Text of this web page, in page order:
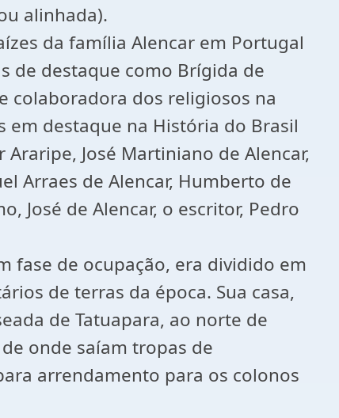
alinhada).
da família Alencar em Portugal
de destaque como Brígida de
colaboradora dos religiosos na
em destaque na História do Brasil
José Martiniano de Alencar,
Arraes de Alencar, Humberto de
José de Alencar, o escritor, Pedro
fase de ocupação, era dividido em
de terras da época. Sua casa,
de Tatuapara, ao norte de
onde saíam tropas de
arrendamento para os colonos